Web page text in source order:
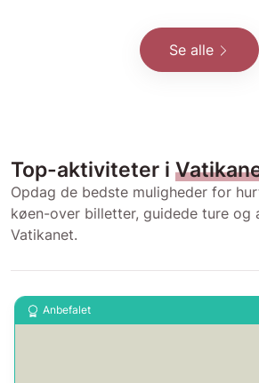
Se alle
Top-aktiviteter i
Opdag de bedste muligheder for
køen-over billetter, guidede ture og
Vatikanet.
Anbefalet